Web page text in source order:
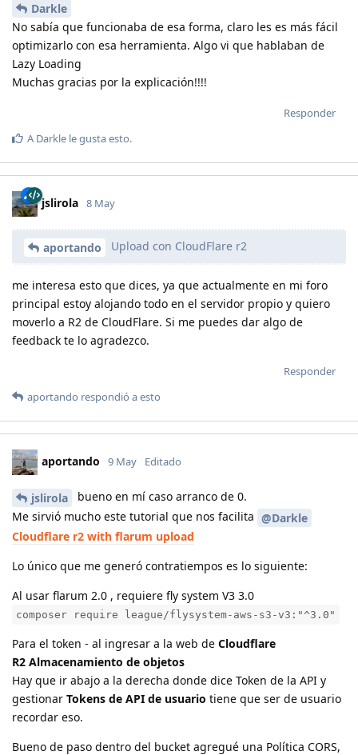
Darkle
No sabía que funcionaba de esa forma, claro les es más fácil
optimizarlo con esa herramienta. Algo vi que hablaban de
Lazy Loading
Muchas gracias por la explicación!!!!
Responder
A Darkle le gusta esto.
jslirola 8 May
aportando Upload con CloudFlare r2
me interesa esto que dices, ya que actualmente en mi foro
principal estoy alojando todo en el servidor propio y quiero
moverlo a R2 de CloudFlare. Si me puedes dar algo de
feedback te lo agradezco.
Responder
aportando respondió a esto
aportando 9 May Editado
jslirola
bueno en mí caso arranco de 0.
Me sirvió mucho este tutorial que nos facilita @Darkle
Cloudflare r2 with flarum upload
Lo único que me generó contratiempos es lo siguiente:
Al usar flarum 2.0 , requiere fly system V3 3.0
composer require league/flysystem-aws-s3-v3:"^3.0"
Para el token - al ingresar a la web de Cloudflare
R2 Almacenamiento de objetos
Hay que ir abajo a la derecha donde dice Token de la API y
gestionar Tokens de API de usuario tiene que ser de usuario
recordar eso.
Bueno de paso dentro del bucket agregué una Política CORS,